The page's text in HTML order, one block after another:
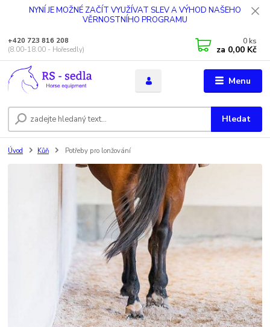
NYNÍ JE MOŽNÉ ZAČÍT VYUŽÍVAT SLEV A VÝHOD NAŠEHO
VĚRNOSTNÍHO PROGRAMU
Menu
Hledat
+420 723 816 208
(8.00-18.00 - Hořesedly)
0 ks
za 0,00 Kč
Úvod Kůň Potřeby pro lonžování